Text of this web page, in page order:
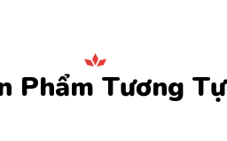
Phẩm Tương Tự